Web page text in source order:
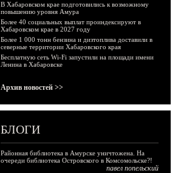
В Хабаровском крае подготовились к возможному
повышению уровня Амура
Более 40 социальных выплат проиндексируют в
Хабаровском крае в 2027 году
Более 1 000 тонн бензина и дизтоплива доставили в
северные территории Хабаровского края
Бесплатную сеть Wi-Fi запустили на площади имени
Ленина в Хабаровске
Архив новостей >>
БЛОГИ
Районная библиотека в Амурске уничтожена. На
очереди библиотека Островского в Комсомольске?!
павел попельский